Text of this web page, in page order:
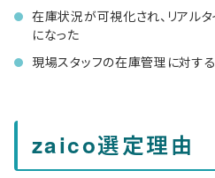
在庫状況が可視化され、リアル
になった
現場スタッフの在庫管理に対す
zaico選定理由